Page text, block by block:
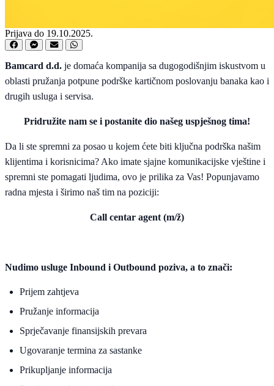
Prijava do 19.10.2025.
Bamcard d.d. je domaća kompanija sa dugogodišnjim iskustvom u
oblasti pružanja potpune podrške kartičnom poslovanju banaka kao i
drugih usluga i servisa.
Pridružite nam se i postanite dio našeg uspješnog tima!
Da li ste spremni za posao u kojem ćete biti ključna podrška našim
klijentima i korisnicima? Ako imate sjajne komunikacijske vještine i
spremni ste pomagati ljudima, ovo je prilika za Vas! Popunjavamo
radna mjesta i širimo naš tim na poziciji:
Call centar agent (m/ž)
Nudimo usluge Inbound i Outbound poziva, a to znači:
Prijem zahtjeva
Pružanje informacija
Sprječavanje finansijskih prevara
Ugovaranje termina za sastanke
Prikupljanje informacija